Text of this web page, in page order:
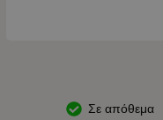
Σε απόθεμα